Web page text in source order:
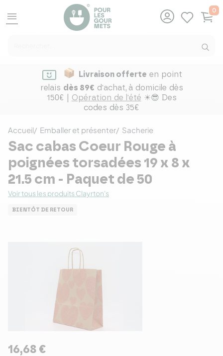
menu
0
Livraison offerte en point
relais dès 89€ d'achat, à domicile dès
150€ | Opération de l'été ☀😎 Des
codes dès 35€
Accueil Emballer et présenter Sacherie
Sac cabas Coeur Rouge à
poignées torsadées 19 x 8 x
21.5 cm - Paquet de 50
Voir tous les produits Clayrton's
BIENTÔT DE RETOUR
16,68 €